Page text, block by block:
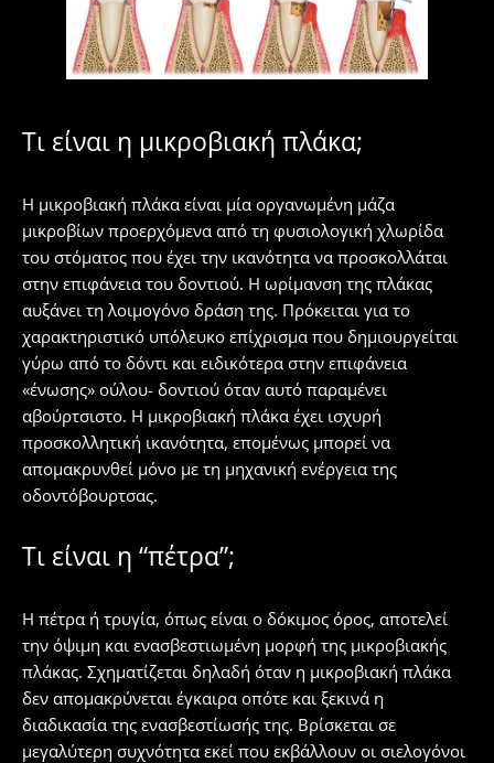
Τι είναι η μικροβιακή πλάκα;
Η μικροβιακή πλάκα είναι μία οργανωμένη μάζα
μικροβίων προερχόμενα από τη φυσιολογική χλωρίδα
του στόματος που έχει την ικανότητα να προσκολλάται
στην επιφάνεια του δοντιού. Η ωρίμανση της πλάκας
αυξάνει τη λοιμογόνο δράση της. Πρόκειται για το
χαρακτηριστικό υπόλευκο επίχρισμα που δημιουργείται
γύρω από το δόντι και ειδικότερα στην επιφάνεια
«ένωσης» ούλου- δοντιού όταν αυτό παραμένει
αβούρτσιστο. Η μικροβιακή πλάκα έχει ισχυρή
προσκολλητική ικανότητα, επομένως μπορεί να
απομακρυνθεί μόνο με τη μηχανική ενέργεια της
οδοντόβουρτσας.
Τι είναι η “πέτρα”;
Η πέτρα ή τρυγία, όπως είναι ο δόκιμος όρος, αποτελεί
την όψιμη και ενασβεστιωμένη μορφή της μικροβιακής
πλάκας. Σχηματίζεται δηλαδή όταν η μικροβιακή πλάκα
δεν απομακρύνεται έγκαιρα οπότε και ξεκινά η
διαδικασία της ενασβεστίωσής της. Βρίσκεται σε
μεγαλύτερη συχνότητα εκεί που εκβάλλουν οι σιελογόνοι